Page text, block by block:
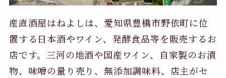
産直酒屋はねよしは、愛知県豊橋市野依町に位
置する日本酒やワイン、発酵食品等を販売するお
店です。三河の地酒や国産ワイン、自家製のお漬
物、味噌の量り売り、無添加調味料、店主がセ